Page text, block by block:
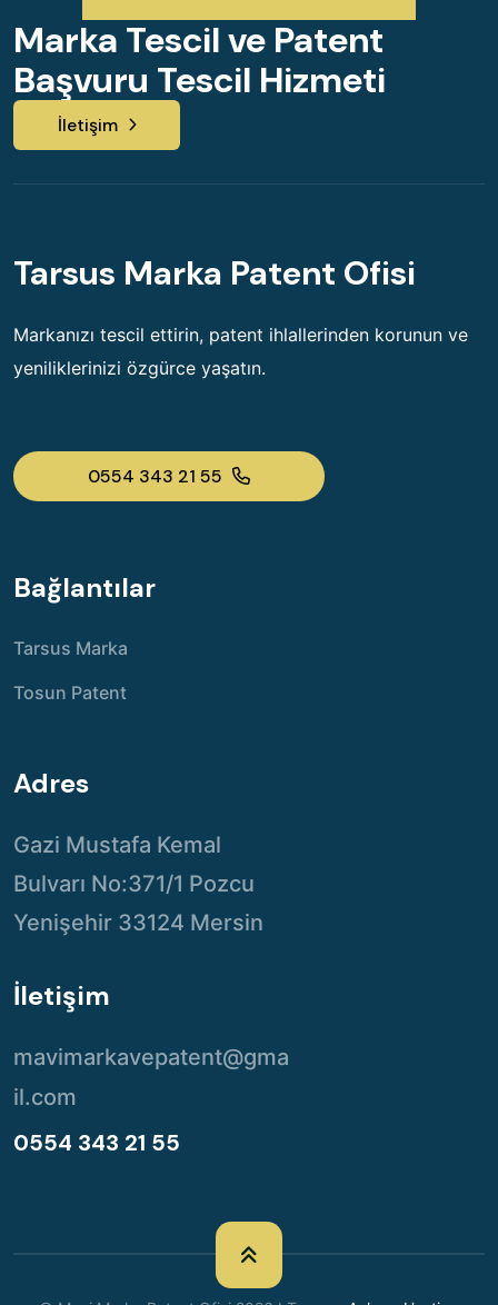
Marka Tescil ve Patent
Başvuru Tescil Hizmeti
İletişim
Tarsus Marka Patent Ofisi
Markanızı tescil ettirin, patent ihlallerinden korunun ve
yeniliklerinizi özgürce yaşatın.
0554 343 21 55
Bağlantılar
Tarsus Marka
Tosun Patent
Adres
Gazi Mustafa Kemal
Bulvarı No:371/1 Pozcu
Yenişehir 33124 Mersin
İletişim
mavimarkavepatent@gma
il.com
0554 343 21 55